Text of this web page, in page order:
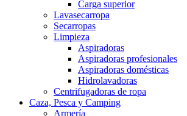
Carga superior
Lavasecarropa
Secarropas
Limpieza
Aspiradoras
Aspiradoras profesionales
Aspiradoras domésticas
Hidrolavadoras
Centrifugadoras de ropa
Caza, Pesca y Camping
Armería